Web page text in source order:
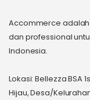
Accommerce
dan professional
Indonesia.
Lokasi: Bellezza BSA
Hijau, Desa/